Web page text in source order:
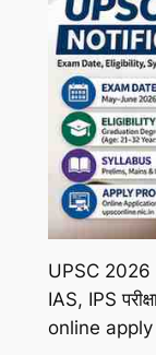
UPSC 2026
IAS, IPS
online apply